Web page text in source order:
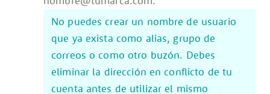
No puedes crear un nombre de usuario
que ya exista como alias, grupo de
correos o como otro buzón. Debes
eliminar la dirección en conflicto de tu
cuenta antes de utilizar el mismo